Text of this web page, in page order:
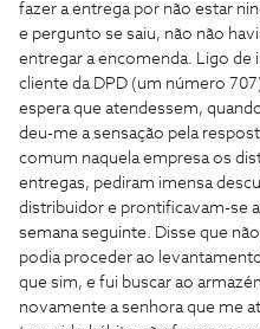
fazer a entrega por não estar
e pergunto se saiu, não não
entregar a encomenda. Ligo de
cliente da DPD (um número
espera que atendessem,
deu-me a sensação pela
comum naquela empresa os
entregas, pediram imensa
distribuidor e prontificavam-se
semana seguinte. Disse que
podia proceder ao
que sim, e fui buscar ao
novamente a senhora que me